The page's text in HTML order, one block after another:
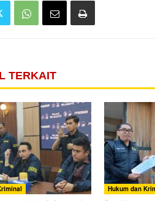
TERKAIT
Hukum dan